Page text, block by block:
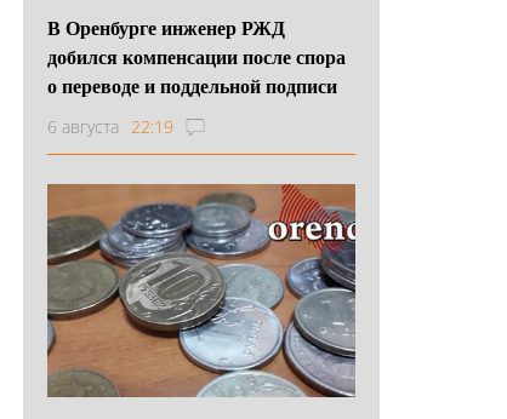
В Оренбурге инженер РЖД
добился компенсации после спора
о переводе и поддельной подписи
6 августа 22:19